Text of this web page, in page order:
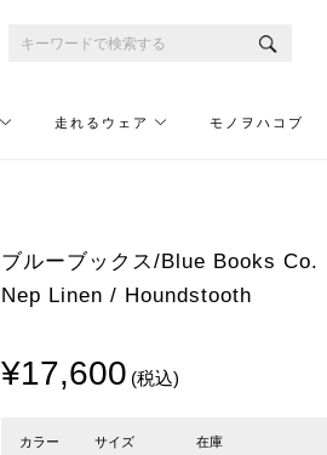
走れるウェア モノヲハコブ
ブルーブックス/Blue Books
Nep Linen / Houndstooth
¥17,600 (税込)
カラー サイズ 在庫